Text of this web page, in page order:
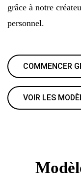
grâce à notre
personnel.
COMMENCER
VOIR LES